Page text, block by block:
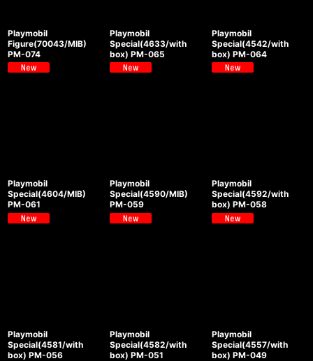
Playmobil
Figure(70043/MIB)
PM-074
Playmobil
Special(4633/with
box) PM-065
Playmobil
Special(4542/with
box) PM-064
Playmobil
Special(4604/MIB)
PM-061
Playmobil
Special(4590/MIB)
PM-059
Playmobil
Special(4592/with
box) PM-058
Playmobil
Special(4581/with
box) PM-056
Playmobil
Special(4582/with
box) PM-051
Playmobil
Special(4557/with
box) PM-049